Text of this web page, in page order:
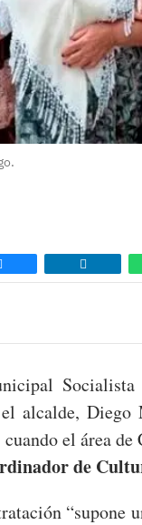
alcalde,
el área
de
“supone